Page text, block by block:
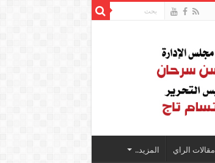
مقالات الراي المزيد..